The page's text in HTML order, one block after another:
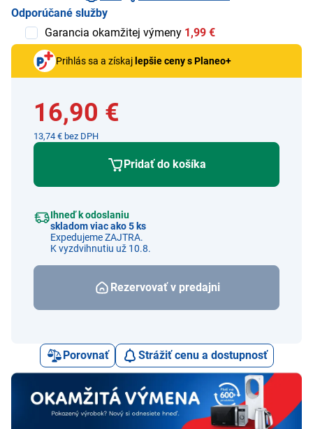
Odporúčané služby
Garancia okamžitej výmeny 1,99 €
Prihlás sa a získaj lepšie ceny s Planeo+
16,90 €
13,74 € bez DPH
Pridať do košíka
Ihneď k odoslaniu
skladom viac ako 5 ks
Expedujeme ZAJTRA.
K vyzdvihnutiu už 10.8.
Rezervovať v predajni
Porovnať Strážiť cenu a dostupnosť